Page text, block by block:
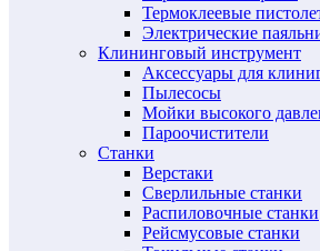
Термоклеевые
Электрические
Клининговый инструмент
Аксессуары для
Пылесосы
Мойки высокого
Пароочистители
Станки
Верстаки
Сверлильные станки
Распиловочные станки
Рейсмусовые станки